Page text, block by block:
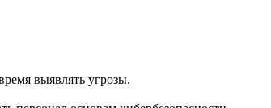
выявлять угрозы.